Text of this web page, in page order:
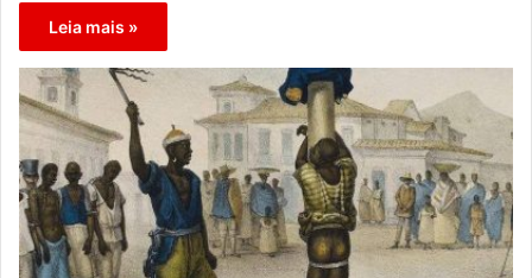
Leia mais »